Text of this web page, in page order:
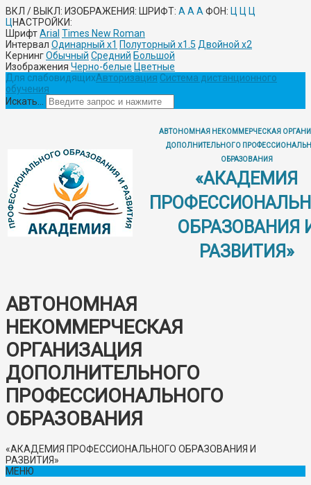
ВКЛ / ВЫКЛ: ИЗОБРАЖЕНИЯ: ШРИФТ: A A A ФОН: Ц Ц Ц
ЦНАСТРОЙКИ:
ШрифтArial Times New Roman
Интервал Одинарный х1 Полуторный х1.5 Двойной х2
КернингОбычный Средний Большой
Изображения Черно-белые Цветные
Для слабовидящихАвторизация Система дистанционного
обучения
Искать...
АВТОНОМНАЯ НЕКОММЕРЧЕСКАЯ
ДОПОЛНИТЕЛЬНОГО
ОБРАЗОВАНИЯ
«АКАДЕМИЯ
ОБРАЗОВАНИЯ
РАЗВИТИЯ»
АВТОНОМНАЯ
НЕКОММЕРЧЕСКАЯ
ОРГАНИЗАЦИЯ
ДОПОЛНИТЕЛЬНОГО
ПРОФЕССИОНАЛЬНОГО
ОБРАЗОВАНИЯ
«АКАДЕМИЯ ПРОФЕССИОНАЛЬНОГО ОБРАЗОВАНИЯ И
РАЗВИТИЯ»
МЕНЮ